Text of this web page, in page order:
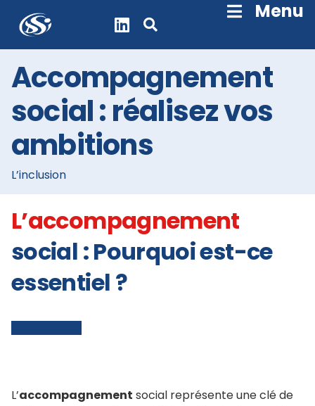
Menu
Accompagnement
social : réalisez vos
ambitions
L’inclusion
L’accompagnement
social : Pourquoi est-ce
essentiel ?
L’accompagnement social représente une clé de